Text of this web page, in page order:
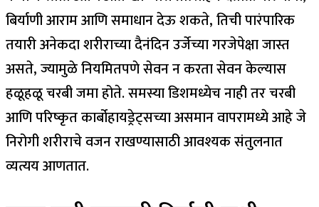
बिर्याणी आराम आणि समाधान देऊ शकते, तिची पारंपारिक
तयारी अनेकदा शरीराच्या दैनंदिन उर्जेच्या गरजेपेक्षा जास्त
असते, ज्यामुळे नियमितपणे सेवन न करता सेवन केल्यास
हळूहळू चरबी जमा होते.समस्या डिशमध्येच नाही तर चरबी
आणि परिष्कृत कार्बोहायड्रेट्सच्या असमान वापरामध्ये आहे जे
निरोगी शरीराचे वजन राखण्यासाठी आवश्यक संतुलनात
व्यत्यय आणतात.